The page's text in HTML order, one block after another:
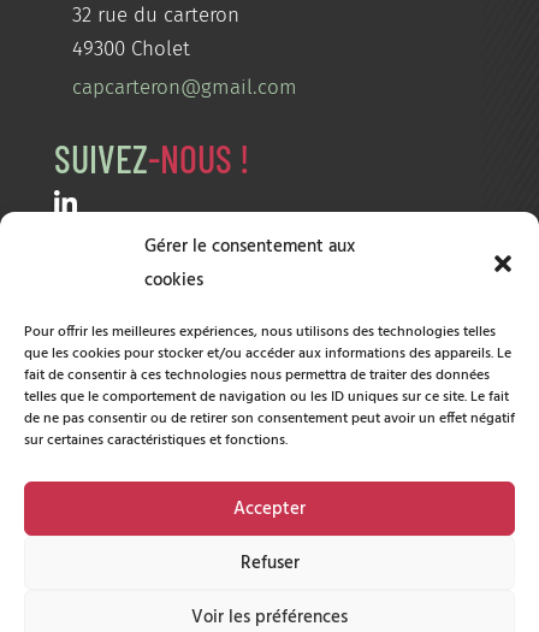
Gérer le consentement aux
cookies
Pour offrir les meilleures expériences, nous utilisons des technologies telles
que les cookies pour stocker et/ou accéder aux informations des appareils. Le
fait de consentir à ces technologies nous permettra de traiter des données
telles que le comportement de navigation ou les ID uniques sur ce site. Le fait
de ne pas consentir ou de retirer son consentement peut avoir un effet négatif
sur certaines caractéristiques et fonctions.
Accepter
Refuser
Voir les préférences
32 rue du carteron
49300 Cholet
capcarteron@gmail.com
SUIVEZ-NOUS !
PARTENAIRES
Ville de Cholet
Pôle emploi
Agglomération du Choletais
CCI
A2EP
D.E.C